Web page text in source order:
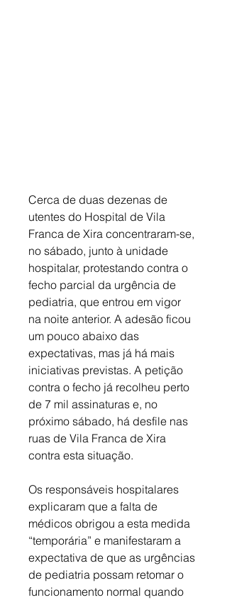
Cerca de duas dezenas de
utentes do Hospital de Vila
Franca de Xira concentraram-se,
no sábado, junto à unidade
hospitalar, protestando contra o
fecho parcial da urgência de
pediatria, que entrou em vigor
na noite anterior. A adesão ficou
um pouco abaixo das
expectativas, mas já há mais
iniciativas previstas. A petição
contra o fecho já recolheu perto
de 7 mil assinaturas e, no
próximo sábado, há desfile nas
ruas de Vila Franca de Xira
contra esta situação.
Os responsáveis hospitalares
explicaram que a falta de
médicos obrigou a esta medida
“temporária” e manifestaram a
expectativa de que as urgências
de pediatria possam retomar o
funcionamento normal quando